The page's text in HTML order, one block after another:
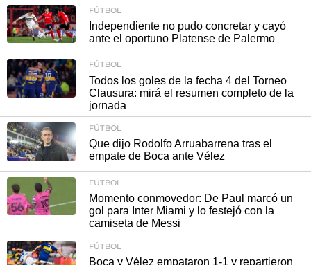
FÚTBOL
Independiente no pudo concretar y cayó
ante el oportuno Platense de Palermo
FÚTBOL
Todos los goles de la fecha 4 del Torneo
Clausura: mirá el resumen completo de la
jornada
FÚTBOL
Que dijo Rodolfo Arruabarrena tras el
empate de Boca ante Vélez
FÚTBOL
Momento conmovedor: De Paul marcó un
gol para Inter Miami y lo festejó con la
camiseta de Messi
FÚTBOL
Boca y Vélez empataron 1-1 y repartieron